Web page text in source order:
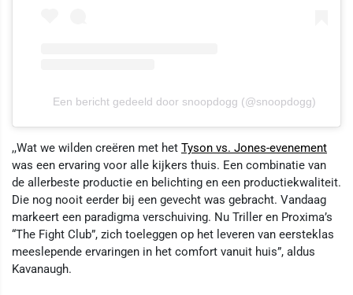
Een bericht gedeeld door snoopdogg (@snoopdogg)
,,Wat we wilden creëren met het Tyson vs. Jones-evenement
was een ervaring voor alle kijkers thuis. Een combinatie van
de allerbeste productie en belichting en een productiekwaliteit.
Die nog nooit eerder bij een gevecht was gebracht. Vandaag
markeert een paradigma verschuiving. Nu Triller en Proxima’s
“The Fight Club”, zich toeleggen op het leveren van eersteklas
meeslepende ervaringen in het comfort vanuit huis”, aldus
Kavanaugh.